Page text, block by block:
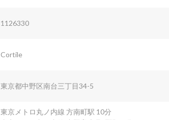
1126330
Cortile
東京都中野区南台三丁目34-5
東京メトロ丸ノ内線 方南町駅 10分